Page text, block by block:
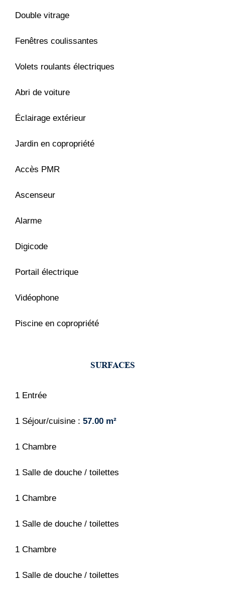
Double vitrage
Fenêtres coulissantes
Volets roulants électriques
Abri de voiture
Éclairage extérieur
Jardin en copropriété
Accès PMR
Ascenseur
Alarme
Digicode
Portail électrique
Vidéophone
Piscine en copropriété
SURFACES
1 Entrée
1 Séjour/cuisine 57.00 m²
1 Chambre
1 Salle de douche / toilettes
1 Chambre
1 Salle de douche / toilettes
1 Chambre
1 Salle de douche / toilettes